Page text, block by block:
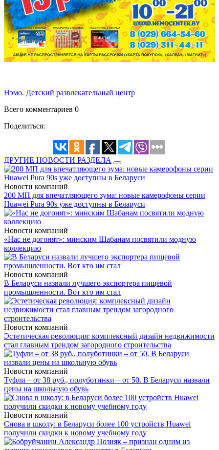
Нэмо. Детский развлекательный центр
Всего комментариев 0
Поделиться:
ДРУГИЕ НОВОСТИ РАЗДЕЛА
Новости компаний
200 МП для впечатляющего зума: новые камерофоны серии
Huawei Pura 90s уже доступны в Беларуси
Новости компаний
«Нас не догонят»: минским Шабанам посвятили модную
коллекцию
Новости компаний
В Беларуси назвали лучшего экспортера пищевой
промышленности. Вот кто им стал
Новости компаний
Эстетическая революция: комплексный дизайн недвижимости
стал главным трендом загородного строительства
Новости компаний
Туфли – от 38 руб., полуботинки – от 50. В Беларуси назвали
цены на школьную обувь
Новости компаний
Снова в школу: в Беларуси более 100 устройств Huawei
получили скидки к новому учебному году